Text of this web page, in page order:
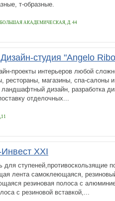
т-образные.
БОЛЬШАЯ АКАДЕМИЧЕСКАЯ, Д. 44
студия "Angelo
проекты интерьеров любой
рестораны, магазины, спа-салоны
ландшафтный дизайн, разработка
отделочных...
XXI
для ступеней,противоскользящие
лента самоклеющаяся,
резиновая полоса с
с резиновой вставкой,...